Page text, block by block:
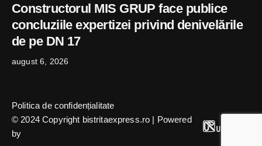
Constructorul MIS GRUP face publice
concluziile expertizei privind denivelările
de pe DN 17
august 6, 2026
© 2024 Copyright bistritaexpress.ro | Powered
by
Politica de confidențialitate